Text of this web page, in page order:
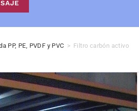
PP, PE, PVDF y PVC > Filtro carbón activo